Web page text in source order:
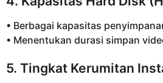
• Berbagai kapasitas
• Menentukan durasi simpan
5. Tingkat Kerumitan